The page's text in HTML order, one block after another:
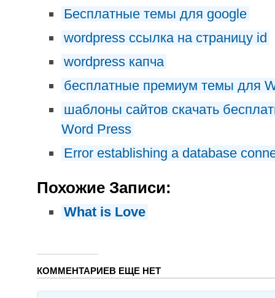
Бесплатные темы для google
wordpress ссылка на страницу id
wordpress капча
бесплатные премиум темы для
шаблоны сайтов скачать
Word Press
Error establishing a database
Похожие Записи:
What is Love
КОММЕНТАРИЕВ ЕЩЕ НЕТ